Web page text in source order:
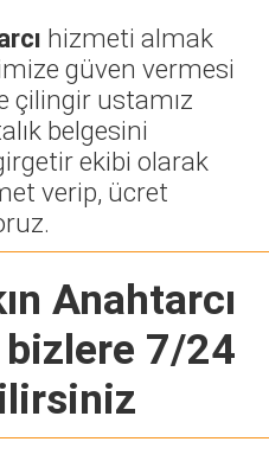
hizmeti almak
güven vermesi
çilingir ustamız
belgesini
ekibi olarak
verip, ücret
Anahtarcı
7/24